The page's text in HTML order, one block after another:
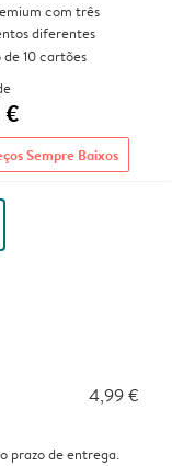
com três
diferentes
10 cartões
€
Sempre Baixos
4,99 €
prazo de entrega.